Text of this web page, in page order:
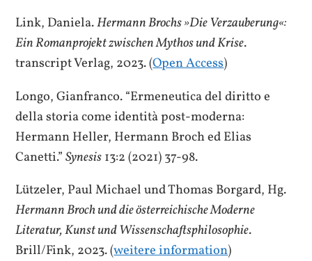
Link, Daniela.Hermann Brochs »Die Verzauberung«:
Ein Romanprojekt zwischen Mythos und Krise.
transcript Verlag, 2023. (Open Access)
Longo, Gianfranco. “Ermeneutica del diritto e
della storia come identità post-moderna:
Hermann Heller, Hermann Broch ed Elias
Canetti.”Synesis13:2 (2021) 37-98.
Lützeler, Paul Michael und Thomas Borgard, Hg.
Hermann Broch und die österreichische Moderne
Literatur, Kunst und Wissenschaftsphilosophie.
Brill/Fink, 2023. (weitere information)